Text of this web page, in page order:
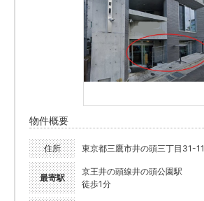
物件概要
住所 東京都三鷹市井の頭三丁目31-11
最寄駅
京王井の頭線井の頭公園駅
徒歩1分